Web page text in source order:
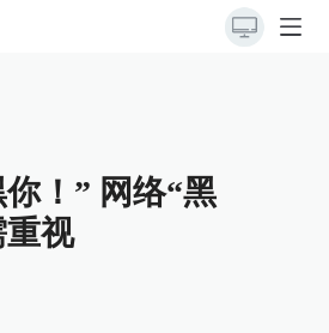
！” 网络“黑
重视